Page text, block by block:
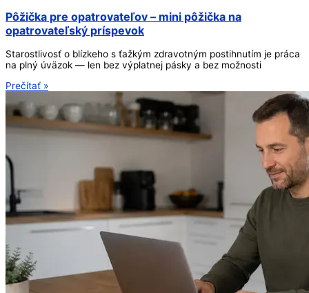
Pôžička pre opatrovateľov – mini pôžička na
opatrovateľský príspevok
Starostlivosť o blízkeho s ťažkým zdravotným postihnutím je práca
na plný úväzok — len bez výplatnej pásky a bez možnosti
Prečítať »